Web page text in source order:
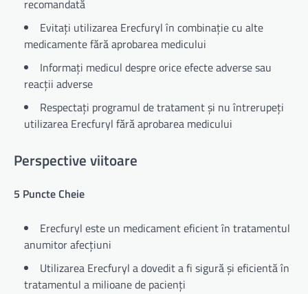
recomandată
Evitați utilizarea Erecfuryl în combinație cu alte
medicamente fără aprobarea medicului
Informați medicul despre orice efecte adverse sau
reacții adverse
Respectați programul de tratament și nu întrerupeți
utilizarea Erecfuryl fără aprobarea medicului
Perspective viitoare
5 Puncte Cheie
Erecfuryl este un medicament eficient în tratamentul
anumitor afecțiuni
Utilizarea Erecfuryl a dovedit a fi sigură și eficientă în
tratamentul a milioane de pacienți